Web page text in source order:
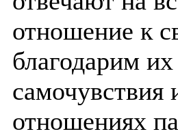
отношение к
благодарим
самочувствия
отношениях